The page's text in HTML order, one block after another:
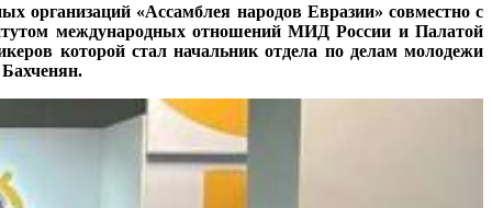
организаций «Ассамблея народов Евразии» совместно с
международных отношений МИД России и Палатой
которой стал начальник отдела по делам молодежи